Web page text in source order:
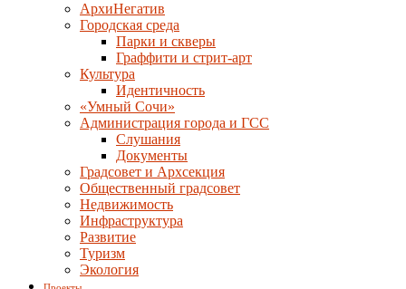
АрхиНегатив
Городская среда
Парки и скверы
Граффити и стрит-арт
Культура
Идентичность
«Умный Сочи»
Администрация города и ГСС
Слушания
Документы
Градсовет и Архсекция
Общественный градсовет
Недвижимость
Инфраструктура
Развитие
Туризм
Экология